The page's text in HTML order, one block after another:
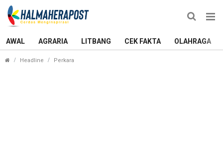
AWAL AGRARIA LITBANG CEK FAKTA OLAHRAGA
Headline Perkara